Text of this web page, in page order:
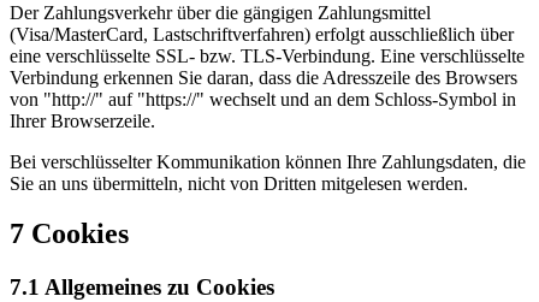
Der Zahlungsverkehr über die gängigen Zahlungsmittel
(Visa/MasterCard, Lastschriftverfahren) erfolgt ausschließlich über
eine verschlüsselte SSL- bzw. TLS-Verbindung. Eine verschlüsselte
Verbindung erkennen Sie daran, dass die Adresszeile des Browsers
von "http://" auf "https://" wechselt und an dem Schloss-Symbol in
Ihrer Browserzeile.
Bei verschlüsselter Kommunikation können Ihre Zahlungsdaten, die
Sie an uns übermitteln, nicht von Dritten mitgelesen werden.
7 Cookies
7.1 Allgemeines zu Cookies